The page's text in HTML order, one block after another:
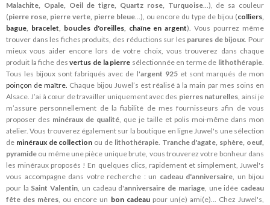
Malachite, Opale, Oeil de tigre, Quartz rose, Turquoise...), de sa couleur
(pierre rose, pierre verte, pierre bleue...), ou encore du type de bijou (colliers,
bague, bracelet, boucles d'oreilles, chaîne en argent). Vous pourrez même
trouver dans les fiches produits, des réductions sur les parures de bijoux. Pour
mieux vous aider encore lors de votre choix, vous trouverez dans chaque
produit la fiche desvertus de la pierre sélectionnée en terme de lithothérapie.
Tous les bijoux sont fabriqués avec de l'argent 925et sont marqués de mon
poinçon de maître. Chaque bijou Juwel’s est réalisé à la main par mes soins en
Alsace. J’ai à cœur de travailler uniquement avec des pierres naturelles, ainsi je
m’assure personnellement de la fiabilité de mes fournisseurs afin de vous
proposer des minéraux de qualité, que je taille et polis moi-même dans mon
atelier. Vous trouverez également sur la boutique en ligne Juwel's une sélection
de minéraux de collection ou de lithothérapie. Tranche d'agate, sphère, oeuf,
pyramide ou même une pièce unique brute, vous trouverez votre bonheur dans
les minéraux proposés ! En quelques clics, rapidement et simplement, Juwel's
vous accompagne dans votre recherche : un cadeau d'anniversaire, un bijou
pour la Saint Valentin, un cadeau d'anniversaire de mariage, une idée cadeau
fête des mères, ou encore un bon cadeaupour un(e) ami(e)... Chez Juwel's,